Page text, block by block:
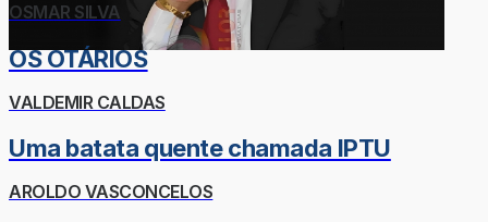
OSMAR SILVA
OS OTÁRIOS
VALDEMIR CALDAS
Uma batata quente chamada IPTU
AROLDO VASCONCELOS